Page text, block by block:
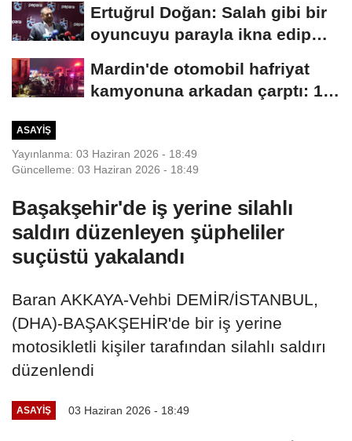
Ertuğrul Doğan: Salah gibi bir
oyuncuyu parayla ikna edip
Mardin'de otomobil hafriyat
kamyonuna arkadan çarptı: 1
ASAYIŞ
Yayınlanma: 03 Haziran 2026 - 18:49
Güncelleme: 03 Haziran 2026 - 18:49
Başakşehir'de iş yerine silahlı
saldırı düzenleyen şüpheliler
suçüstü yakalandı
Baran AKKAYA-Vehbi DEMİR/İSTANBUL,
(DHA)-BAŞAKŞEHİR'de bir iş yerine
motosikletli kişiler tarafından silahlı saldırı
düzenlendi
ASAYIŞ 03 Haziran 2026 - 18:49